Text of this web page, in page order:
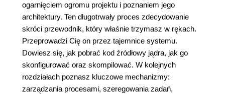
ogarnięciem ogromu projektu i poznaniem jego
architektury. Ten długotrwały proces zdecydowanie
skróci przewodnik, który właśnie trzymasz w rękach.
Przeprowadzi Cię on przez tajemnice systemu.
Dowiesz się, jak pobrać kod źródłowy jądra, jak go
skonfigurować oraz skompilować. W kolejnych
rozdziałach poznasz kluczowe mechanizmy:
zarządzania procesami, szeregowania zadań,